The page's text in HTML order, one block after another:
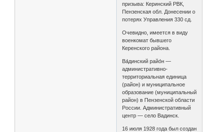
призыва: Керинский РВК,
Пензенская обл. Донесении о
потерях Управления 330 сд.
Очевидно, имеется в виду
военкомат бывшего
Керенского района.
Ва́динский райо́н —
административно-
территориальная единица
(район) и муниципальное
образование (муниципальный
район) в Пензенской области
России. Административный
центр — село Вадинск.
16 июля 1928 года был создан